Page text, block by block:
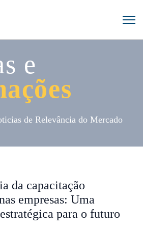
e
de Relevância do Mercado
da capacitação
empresas: Uma
para o futuro